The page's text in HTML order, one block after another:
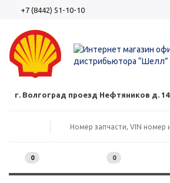
+7 (8442) 51-10-10
г. Волгоград проезд Нефтяников д. 14
0 0